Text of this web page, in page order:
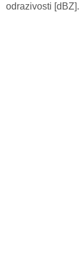
odrazivosti [dBZ].